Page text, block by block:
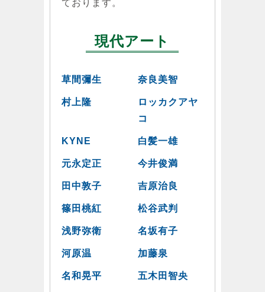
ております。
現代アート
草間彌生 奈良美智
村上隆
ロッカクアヤ
コ
KYNE 白髪一雄
元永定正 今井俊満
田中敦子 吉原治良
篠田桃紅 松谷武判
浅野弥衛 名坂有子
河原温 加藤泉
名和晃平 五木田智央